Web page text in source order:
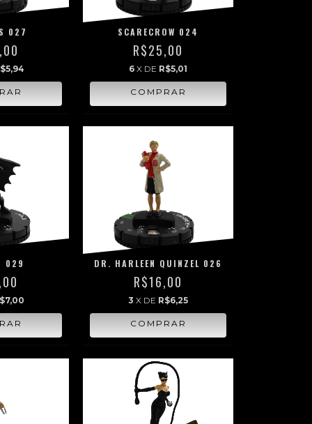
027 SCARECROW 024
R$25,00
6 X DE R$5,01
029 DR. HARLEEN QUINZEL 026
R$16,00
3 X DE R$6,25